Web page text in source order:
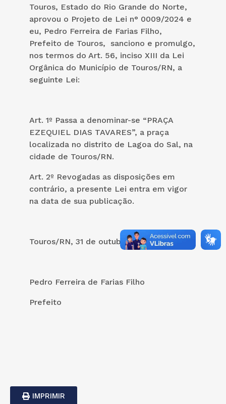
Touros, Estado do Rio Grande do Norte,
aprovou o Projeto de Lei n° 0009/2024 e
eu, Pedro Ferreira de Farias Filho,
Prefeito de Touros, sanciono e promulgo,
nos termos do Art. 56, inciso XIII da Lei
Orgânica do Município de Touros/RN, a
seguinte Lei:
Art. 1º Passa a denominar-se “PRAÇA
EZEQUIEL DIAS TAVARES”, a praça
localizada no distrito de Lagoa do Sal, na
cidade de Touros/RN.
Art. 2º Revogadas as disposições em
contrário, a presente Lei entra em vigor
na data de sua publicação.
Touros/RN, 31 de outubro de 2024.
Pedro Ferreira de Farias Filho
Prefeito
IMPRIMIR